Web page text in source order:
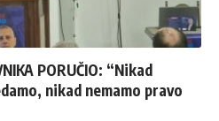
PORUČIO: “Nikad
nikad nemamo pravo